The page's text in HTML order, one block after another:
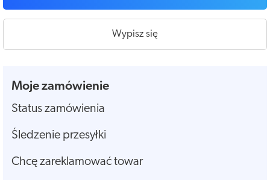
Wypisz się
Moje zamówienie
Status zamówienia
Śledzenie przesyłki
Chcę zareklamować towar